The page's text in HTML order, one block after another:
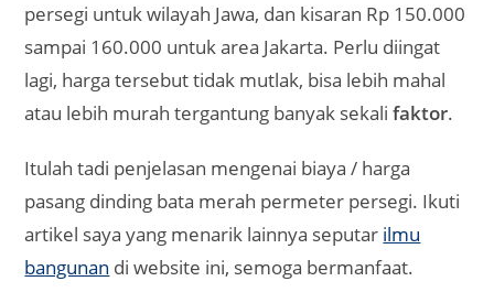
persegi untuk wilayah Jawa, dan kisaran Rp 150.000
sampai 160.000 untuk area Jakarta. Perlu diingat
lagi, harga tersebut tidak mutlak, bisa lebih mahal
atau lebih murah tergantung banyak sekalifaktor.
Itulah tadi penjelasan mengenai biaya / harga
pasang dinding bata merah permeter persegi. Ikuti
artikel saya yang menarik lainnya seputar ilmu
bangunan di website ini, semoga bermanfaat.